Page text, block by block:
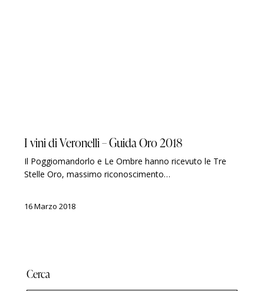
I vini di Veronelli – Guida Oro 2018
Il Poggiomandorlo e Le Ombre hanno ricevuto le Tre
Stelle Oro, massimo riconoscimento…
16 Marzo 2018
Cerca